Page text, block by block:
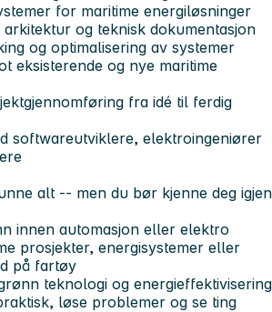
for maritime energiløsninger
arkitektur og teknisk dokumentasjon
og optimalisering av systemer
eksisterende og nye maritime
fra idé til ferdig
softwareutviklere, elektroingeniører
alt -- men du bør kjenne deg igjen
innen automasjon eller elektro
prosjekter, energisystemer eller
på fartøy
teknologi og energieffektivisering
løse problemer og se ting